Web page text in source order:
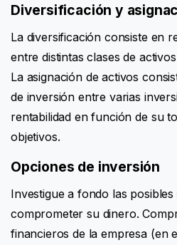
Diversificación y
La diversificación consiste en
entre distintas clases de
La asignación de activos
de inversión entre varias
rentabilidad en función de su
objetivos.
Opciones de inversión
Investigue a fondo las
comprometer su dinero.
financieros de la empresa (en